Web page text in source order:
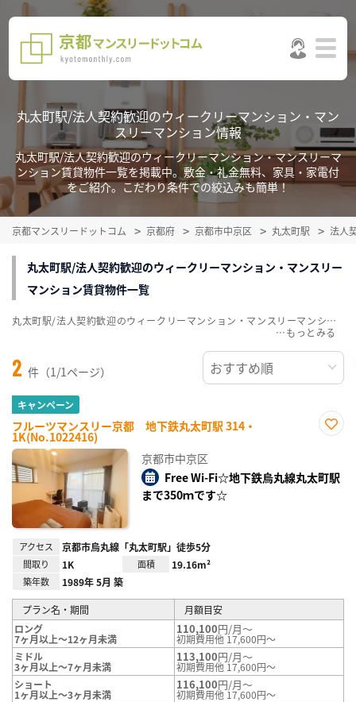
丸太町駅/法人契約歓迎のウィークリーマンション・マン
スリーマンション情報
丸太町駅/法人契約歓迎のウィークリーマンション・マンスリーマ
ンション賃貸物件一覧を掲載中。敷金・礼金無料、家具・家電付
をご紹介。こだわり条件での絞込みも簡単！
京都マンスリードットコム 京都府 京都市中京区 丸太町駅 法人
丸太町駅/法人契約歓迎のウィークリーマンション・マンスリー
マンション賃貸物件一覧
2 件（1/1ページ）
キャンペーン
フルーツマンスリー京都 地下鉄丸太町駅 314・
1K(No.1022416)
録
京都市中京区
Free Wi-Fi☆地下鉄烏丸線丸太町駅
まで350ｍです☆
アクセス 京都市烏丸線「丸太町駅」徒歩5分
間取り 1K 面積 19.16m²
築年数 1989年 5月 築
プラン名・期間
月額目安
ロング
7ヶ月以上～12ヶ月未満
110,100円/月～
初期費用他 17,600円～
ミドル
3ヶ月以上～7ヶ月未満
113,100円/月～
初期費用他 17,600円～
ショート
1ヶ月以上～3ヶ月未満
116,100円/月～
初期費用他 17,600円～
丸太町駅/法人契約歓迎のウィークリーマンション・マンスリーマンション賃貸物件一覧を掲載中。敷金・礼金無料、家具・家電付をご紹介。こだわり条件での絞込みも簡単！
…